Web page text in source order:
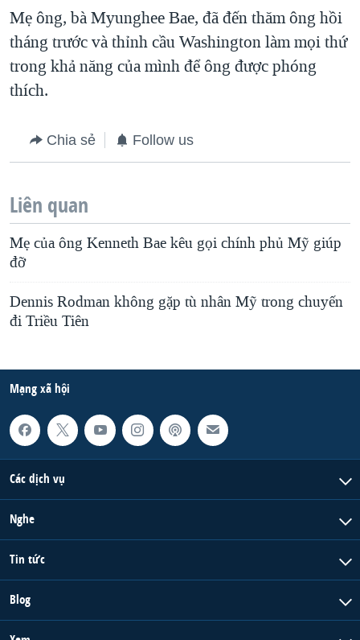
Mẹ ông, bà Myunghee Bae, đã đến thăm ông hồi
tháng trước và thỉnh cầu Washington làm mọi thứ
trong khả năng của mình để ông được phóng
thích.
Chia sẻ Follow us
Liên quan
Mẹ của ông Kenneth Bae kêu gọi chính phủ Mỹ giúp
đỡ
Dennis Rodman không gặp tù nhân Mỹ trong chuyến
đi Triều Tiên
Mạng xã hội
Các dịch vụ
Nghe
Tin tức
Blog